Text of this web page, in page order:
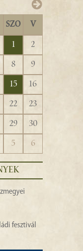
SZO V
1
2
8
9
15
16
22
23
29
30
5 6
fesztivál